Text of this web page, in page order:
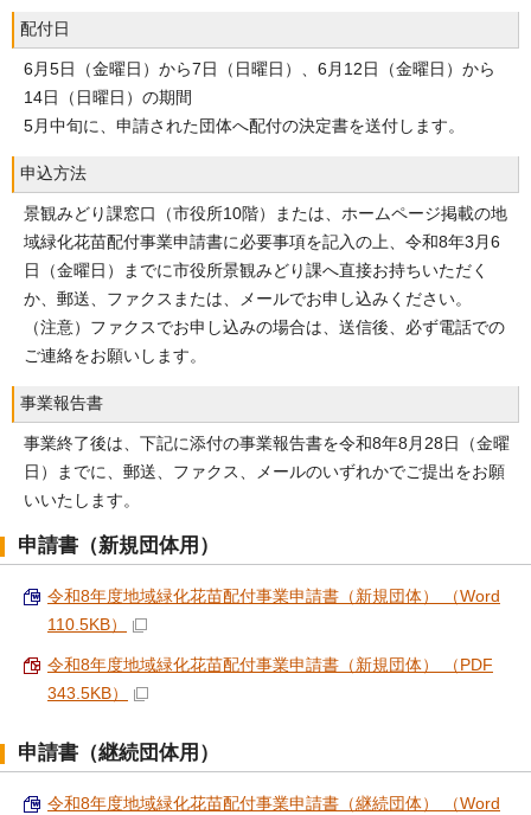
配付日
6月5日（金曜日）から7日（日曜日）、6月12日（金曜日）から
14日（日曜日）の期間
5月中旬に、申請された団体へ配付の決定書を送付します。
申込方法
景観みどり課窓口（市役所10階）または、ホームページ掲載の地
域緑化花苗配付事業申請書に必要事項を記入の上、令和8年3月6
日（金曜日）までに市役所景観みどり課へ直接お持ちいただく
か、郵送、ファクスまたは、メールでお申し込みください。
（注意）ファクスでお申し込みの場合は、送信後、必ず電話での
ご連絡をお願いします。
事業報告書
事業終了後は、下記に添付の事業報告書を令和8年8月28日（金曜
日）までに、郵送、ファクス、メールのいずれかでご提出をお願
いいたします。
申請書（新規団体用）
令和8年度地域緑化花苗配付事業申請書（新規団体） （Word
110.5KB）
令和8年度地域緑化花苗配付事業申請書（新規団体） （PDF
343.5KB）
申請書（継続団体用）
令和8年度地域緑化花苗配付事業申請書（継続団体） （Word